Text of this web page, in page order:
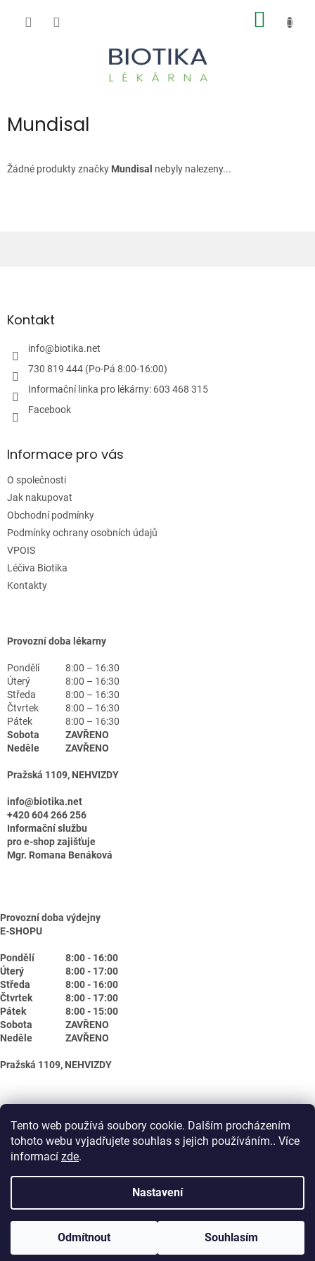
Tento web používá soubory cookie. Dalším procházením
tohoto webu vyjadřujete souhlas s jejich používáním.. Více
informací zde.
Nastavení
Odmítnout Souhlasím
Mundisal
Žádné produkty značky Mundisal nebyly nalezeny...
aKontakt
info@biotika.net
730 819 444 (Po-Pá 8:00-16:00)
Informační linka pro lékárny: 603 468 315
Facebook
Informace pro vás
O společnosti
Jak nakupovat
Obchodní podmínky
Podmínky ochrany osobních údajů
VPOIS
Léčiva Biotika
Kontakty
Provozní doba lékarny
Pondělí
8:00 – 16:30
Úterý
8:00 – 16:30
Středa
8:00 – 16:30
Čtvrtek
8:00 – 16:30
Pátek
8:00 – 16:30
Sobota
ZAVŘENO
Neděle
ZAVŘENO
Pražská 1109, NEHVIZDY
info@biotika.net
+420 604 266 256
Informační službu
pro e-shop zajišťuje
Mgr. Romana Benáková
Provozní doba výdejny
E-SHOPU
Pondělí
8:00 - 16:00
Úterý
8:00 - 17:00
Středa
8:00 - 16:00
Čtvrtek
8:00 - 17:00
Pátek
8:00 - 15:00
Sobota
ZAVŘENO
Neděle
ZAVŘENO
Pražská 1109, NEHVIZDY
Vytvořil Shoptet
Copyright 2026Biotika.net . Všechna práva vyhrazena.